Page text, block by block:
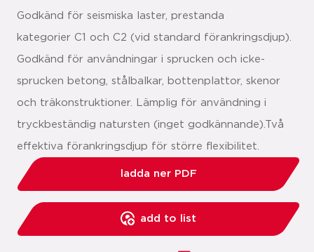
Godkänd för seismiska laster, prestanda
kategorier C1 och C2 (vid standard förankringsdjup).
Godkänd för användningar i sprucken och icke-
sprucken betong, stålbalkar, bottenplattor, skenor
och träkonstruktioner. Lämplig för användning i
tryckbeständig natursten (inget godkännande).Två
effektiva förankringsdjup för större flexibilitet.
ladda ner PDF
add to list